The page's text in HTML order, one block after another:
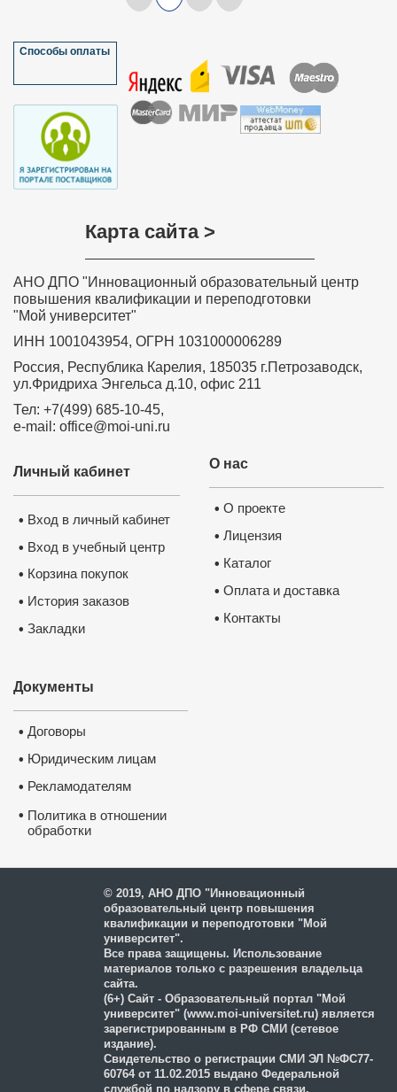
Способы оплаты
Карта сайта >
АНО ДПО "Инновационный образовательный центр
повышения квалификации и переподготовки
"Мой университет"
ИНН 1001043954, ОГРН 1031000006289
Россия, Республика Карелия, 185035 г.Петрозаводск,
ул.Фридриха Энгельса д.10, офис 211
Тел: +7(499) 685-10-45,
e-mail: office@moi-uni.ru
О нас
• О проекте
• Лицензия
• Каталог
• Оплата и доставка
• Контакты
Личный кабинет
• Вход в личный кабинет
• Вход в учебный центр
• Корзина покупок
• История заказов
• Закладки
Документы
• Договоры
• Юридическим лицам
• Рекламодателям
• Политика в отношении
обработки
© 2019, АНО ДПО "Инновационный
образовательный центр повышения
квалификации и переподготовки "Мой
университет".
Все права защищены. Использование
материалов только с разрешения владельца
сайта.
(6+) Сайт - Образовательный портал "Мой
университет" (www.moi-universitet.ru) является
зарегистрированным в РФ СМИ (сетевое
издание).
Свидетельство о регистрации СМИ ЭЛ №ФС77-
60764 от 11.02.2015 выдано Федеральной
службой по надзору в сфере связи,